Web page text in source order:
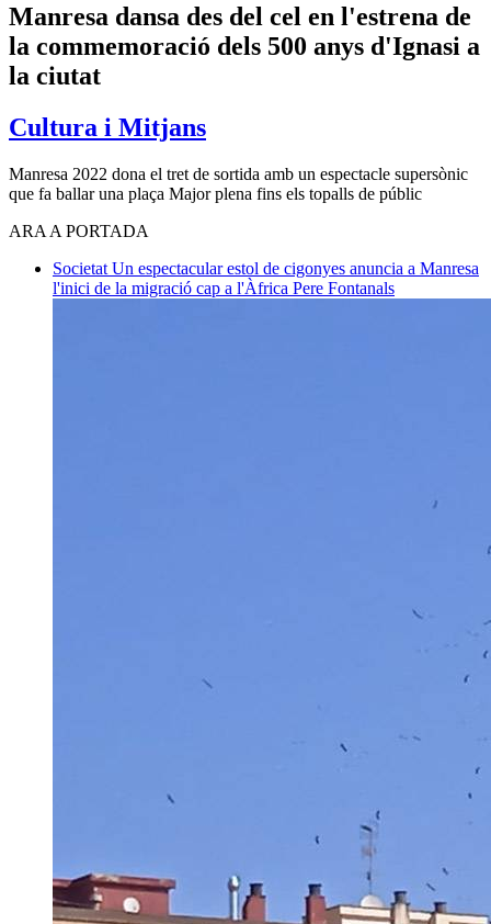
Manresa dansa des del cel en l'estrena de
la commemoració dels 500 anys d'Ignasi a
la ciutat
Cultura i Mitjans
Manresa 2022 dona el tret de sortida amb un espectacle supersònic
que fa ballar una plaça Major plena fins els topalls de públic
ARA A PORTADA
Societat Un espectacular estol de cigonyes anuncia a Manresa
l'inici de la migració cap a l'Àfrica Pere Fontanals